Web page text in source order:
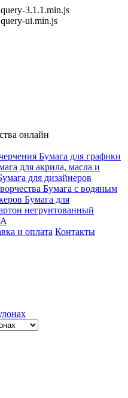
3.1.1.min.js
ui.min.js
онлайн
Бумага для графики
для акрила, масла и
для дизайнеров
Бумага с водяным
Бумага для
негрунтованный
и оплата Контакты